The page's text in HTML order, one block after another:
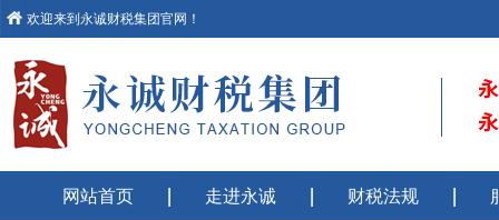
欢迎来到永诚财税集团官网！
网站首页 走进永诚 财税法规